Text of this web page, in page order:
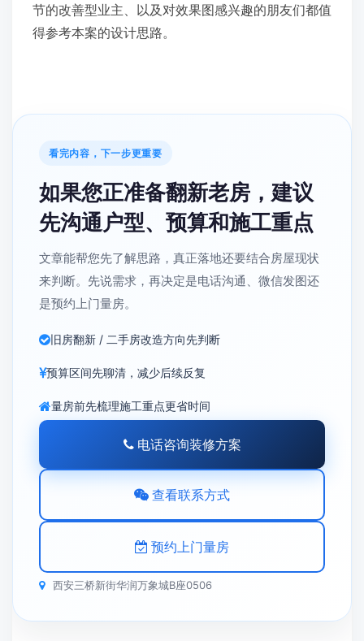
节的改善型业主、以及对效果图感兴趣的朋友们都值
得参考本案的设计思路。
看完内容，下一步更重要
如果您正准备翻新老房，建议
先沟通户型、预算和施工重点
文章能帮您先了解思路，真正落地还要结合房屋现状
来判断。先说需求，再决定是电话沟通、微信发图还
是预约上门量房。
旧房翻新 / 二手房改造方向先判断
预算区间先聊清，减少后续反复
量房前先梳理施工重点更省时间
电话咨询装修方案
查看联系方式
预约上门量房
西安三桥新街华润万象城B座0506